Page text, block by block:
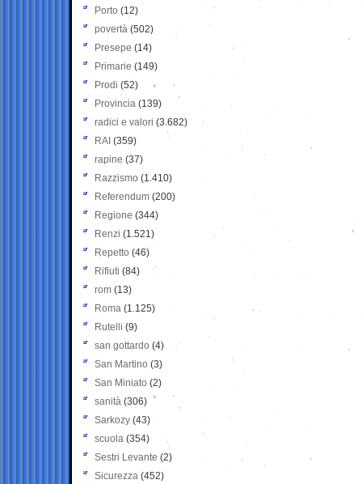
Porto (12)
povertà (502)
Presepe (14)
Primarie (149)
Prodi (52)
Provincia (139)
radici e valori (3.682)
RAI (359)
rapine (37)
Razzismo (1.410)
Referendum (200)
Regione (344)
Renzi (1.521)
Repetto (46)
Rifiuti (84)
rom (13)
Roma (1.125)
Rutelli (9)
san gottardo (4)
San Martino (3)
San Miniato (2)
sanità (306)
Sarkozy (43)
scuola (354)
Sestri Levante (2)
Sicurezza (452)